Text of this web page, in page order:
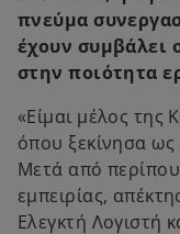
πνεύμα
έχουν συμβάλει
στην ποιότητα
«Είμαι μέλος της
όπου ξεκίνησα
Μετά από
εμπειρίας,
Ελεγκτή Λογιστή